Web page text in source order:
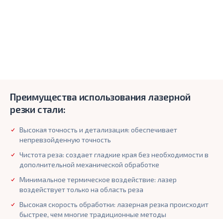
Преимущества использования лазерной
резки стали:
Высокая точность и детализация: обеспечивает
непревзойденную точность
Чистота реза: создает гладкие края без необходимости в
дополнительной механической обработке
Минимальное термическое воздействие: лазер
воздействует только на область реза
Высокая скорость обработки: лазерная резка происходит
быстрее, чем многие традиционные методы